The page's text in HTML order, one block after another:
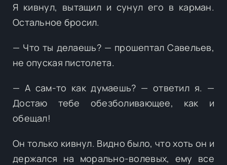
Я кивнул, вытащил и сунул его в карман.
Остальное бросил.
— Что ты делаешь? — прошептал Савельев,
не опуская пистолета.
— А сам-то как думаешь? — ответил я. —
Достаю тебе обезболивающее, как и
обещал!
Он только кивнул. Видно было, что хоть он и
держался на морально-волевых, ему все